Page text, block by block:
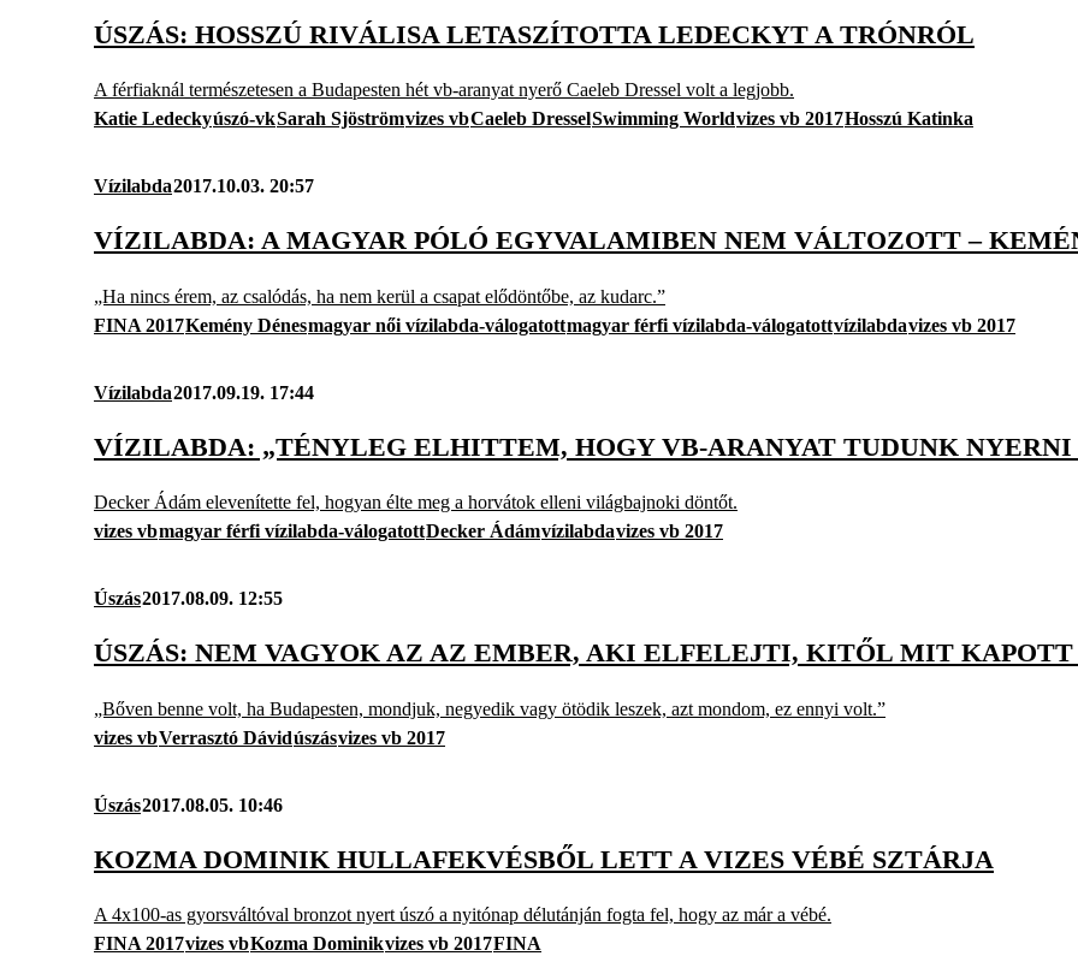
ÚSZÁS: HOSSZÚ RIVÁLISA LETASZÍTOTTA LEDECKYT A TRÓNRÓL
A férfiaknál természetesen a Budapesten hét vb-aranyat nyerő Caeleb Dressel volt a legjobb.
Katie Ledeckyúszó-vkSarah Sjöströmvizes vbCaeleb DresselSwimming Worldvizes vb 2017Hosszú Katinka
Vízilabda2017.10.03. 20:57
VÍZILABDA: A MAGYAR PÓLÓ EGYVALAMIBEN NEM VÁLTOZOTT –
„Ha nincs érem, az csalódás, ha nem kerül a csapat elődöntőbe, az kudarc.”
FINA 2017Kemény Dénesmagyar női vízilabda-válogatottmagyar férfi vízilabda-válogatottvízilabdavizes vb 2017
Vízilabda2017.09.19. 17:44
VÍZILABDA: „TÉNYLEG ELHITTEM, HOGY VB-ARANYAT TUDUNK
Decker Ádám elevenítette fel, hogyan élte meg a horvátok elleni világbajnoki döntőt.
vizes vbmagyar férfi vízilabda-válogatottDecker Ádámvízilabdavizes vb 2017
Úszás2017.08.09. 12:55
ÚSZÁS: NEM VAGYOK AZ AZ EMBER, AKI ELFELEJTI, KITŐL MIT
„Bőven benne volt, ha Budapesten, mondjuk, negyedik vagy ötödik leszek, azt mondom, ez ennyi volt.”
vizes vbVerrasztó Dávidúszásvizes vb 2017
Úszás2017.08.05. 10:46
KOZMA DOMINIK HULLAFEKVÉSBŐL LETT A VIZES VÉBÉ SZTÁRJA
A 4x100-as gyorsváltóval bronzot nyert úszó a nyitónap délutánján fogta fel, hogy az már a vébé.
FINA 2017vizes vbKozma Dominikvizes vb 2017FINA